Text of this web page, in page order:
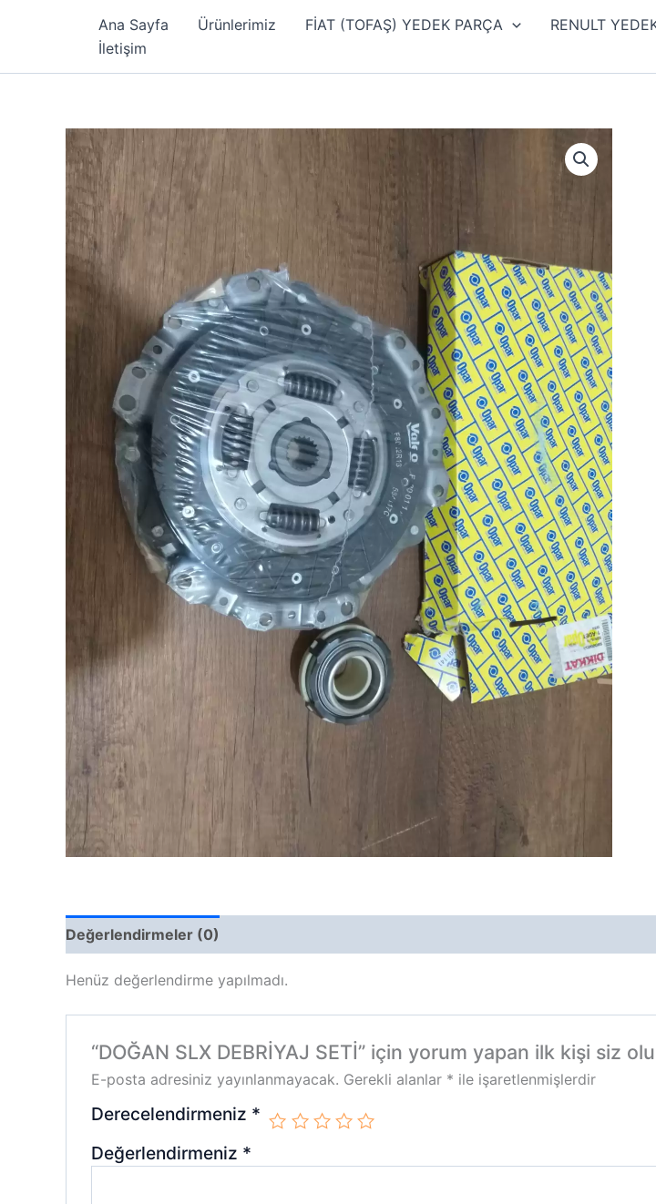
Ana Sayfa Ürünlerimiz FİAT (TOFAŞ) YEDEK PARÇA RENULT
İletişim
Değerlendirmeler (0)
Henüz değerlendirme yapılmadı.
“DOĞAN SLX DEBRİYAJ SETİ” için yorum yapan ilk kişi siz
E-posta adresiniz yayınlanmayacak. Gerekli alanlar * ile işaretlenmişlerdir
Derecelendirmeniz *
Değerlendirmeniz *